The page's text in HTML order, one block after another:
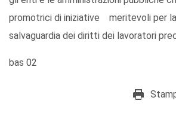
promotrici di iniziative meritevoli per
salvaguardia dei diritti dei lavoratori
bas 02